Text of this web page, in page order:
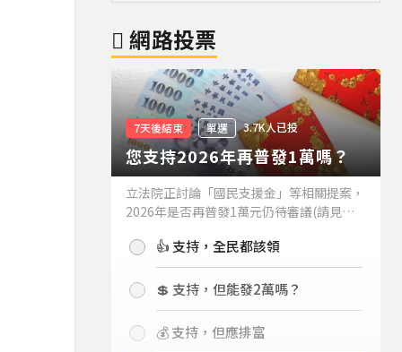
網路投票
7天後結束 單選 3.7K人已投
您支持2026年再普發1萬嗎？
立法院正討論「國民支援金」等相關提案，
2026年是否再普發1萬元仍待審議(請見下
持嗎？👍 支持，全民都該領
💲 支持，但能發2萬嗎？
💰 支持，但應排富